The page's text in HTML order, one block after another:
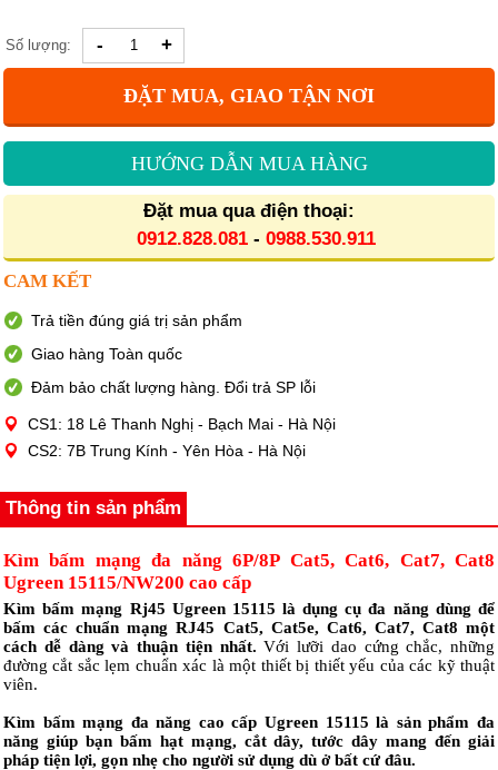
Số lượng: - +
ĐẶT MUA, GIAO TẬN NƠI
HƯỚNG DẪN MUA HÀNG
Đặt mua qua điện thoại:
0912.828.081 - 0988.530.911
CAM KẾT
Trả tiền đúng giá trị sản phẩm
Giao hàng Toàn quốc
Đảm bảo chất lượng hàng. Đổi trả SP lỗi
CS1: 18 Lê Thanh Nghị - Bạch Mai - Hà Nội
CS2: 7B Trung Kính - Yên Hòa - Hà Nội
Thông tin sản phẩm
Kìm bấm mạng đa năng 6P/8P Cat5, Cat6, Cat7, Cat8
Ugreen 15115/NW200 cao cấp
Kìm bấm mạng Rj45 Ugreen 15115 là dụng cụ đa năng dùng để
bấm các chuẩn mạng RJ45 Cat5, Cat5e, Cat6, Cat7, Cat8 một
cách dễ dàng và thuận tiện nhất.Với lưỡi dao cứng chắc, những
đường cắt sắc lẹm chuẩn xác là một thiết bị thiết yếu của các kỹ thuật
viên.
Kìm bấm mạng đa năng cao cấp Ugreen 15115 là sản phẩm đa
năng giúp bạn bấm hạt mạng, cắt dây, tước dây mang đến giải
pháp tiện lợi, gọn nhẹ cho người sử dụng dù ở bất cứ đâu.